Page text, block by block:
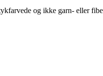
og ikke garn- eller